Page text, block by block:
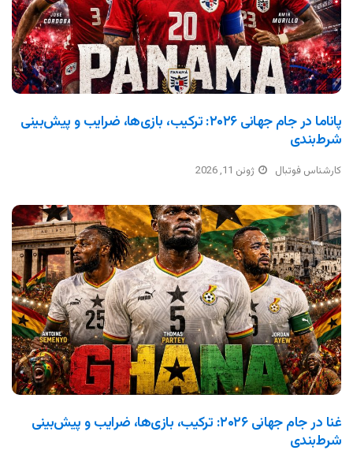
پاناما در جام جهانی ۲۰۲۶: ترکیب، بازی‌ها، ضرایب و پیش‌بینی
شرط‌بندی
کارشناس فوتبال ژوئن 11, 2026
غنا در جام جهانی ۲۰۲۶: ترکیب، بازی‌ها، ضرایب و پیش‌بینی
شرط‌بندی